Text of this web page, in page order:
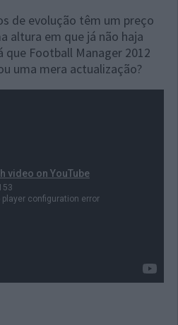
de evolução têm um preço
altura em que já não haja
que Football Manager 2012
uma mera actualização?